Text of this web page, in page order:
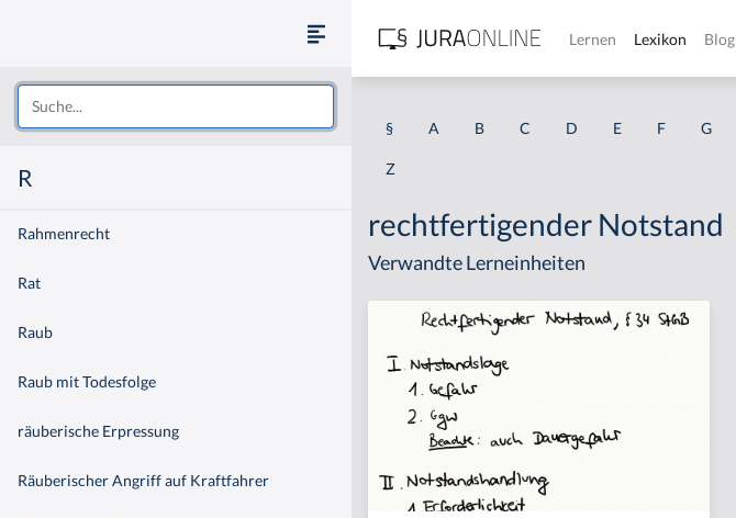
R
Rahmenrecht
Rat
Raub
Raub mit Todesfolge
räuberische Erpressung
Räuberischer Angriff auf Kraftfahrer
Lernen Lexikon Blog
§ A B C D E F G
Z
rechtfertigender Notstand
Verwandte Lerneinheiten